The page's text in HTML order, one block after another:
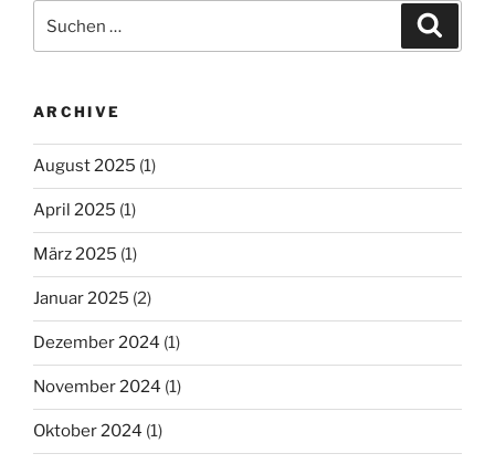
nach:
ARCHIVE
August 2025 (1)
April 2025 (1)
März 2025 (1)
Januar 2025 (2)
Dezember 2024 (1)
November 2024 (1)
Oktober 2024 (1)